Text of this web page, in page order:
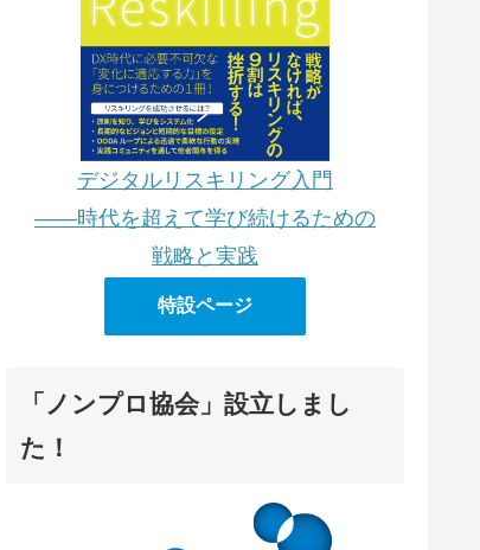
デジタルリスキリング入門
――時代を超えて学び続けるための
戦略と実践
特設ページ
「ノンプロ協会」設立しまし
た！